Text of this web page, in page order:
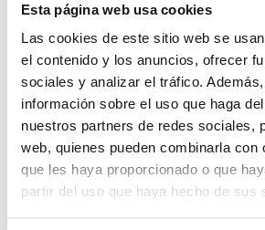
Esta página web usa cookies
Las cookies de este sitio web se
el contenido y los anuncios, ofrecer
sociales y analizar el tráfico.
información sobre el uso que haga
nuestros partners de redes sociales,
web, quienes pueden combinarla con
que les haya proporcionado o que
partir del uso que haya hecho de sus
Comparte este post
Últimas noticias de interés
Precauciones para usar el aire
de noche con bebés